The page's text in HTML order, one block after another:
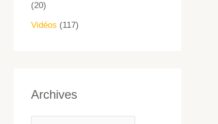
(20)
Vidéos (117)
Archives